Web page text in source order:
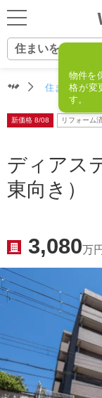
ログイン
新規会員登録
住まいを売る
町を知る
店舗案内
スタッフ紹介
会社案内
住まいをさがす
住まいをさがす
自宅の相場をみ
住まい事例をさ
す
街・施設をさがす
スタッフをさがす
AIウィルく
AI住まい提案を
不動産エー
相場データを依頼
住まいをさ
物件を
格が変
す。
新価格 8/08 リフォーム
ディアス
東向き）
3,080万円